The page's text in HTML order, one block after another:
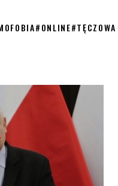
#ONLINE#TĘCZOWA